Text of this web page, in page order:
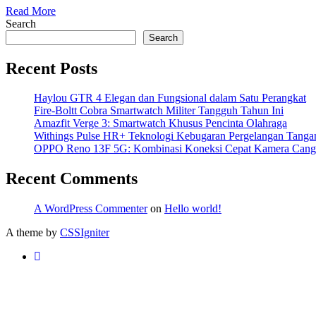
Read More
Search
Search
Recent Posts
Haylou GTR 4 Elegan dan Fungsional dalam Satu Perangkat
Fire-Boltt Cobra Smartwatch Militer Tangguh Tahun Ini
Amazfit Verge 3: Smartwatch Khusus Pencinta Olahraga
Withings Pulse HR+ Teknologi Kebugaran Pergelangan
OPPO Reno 13F 5G: Kombinasi Koneksi Cepat Kamera
Recent Comments
A WordPress Commenteron Hello world!
A theme by CSSIgniter